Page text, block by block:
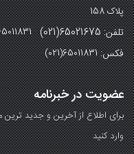
پلاک 158
تلفن: 65021675(021)
فکس:(021)65011831
عضویت در خبرنامه
برای اطلاع از آخرین و جدید
وارد کنید